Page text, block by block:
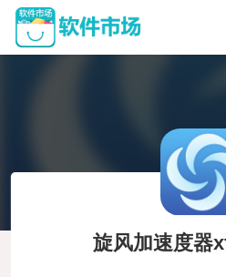
旋风加速度器